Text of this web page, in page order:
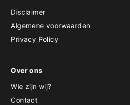
Disclaimer
Algemene voorwaarden
Privacy Policy
Over ons
Wie zijn wij?
Contact